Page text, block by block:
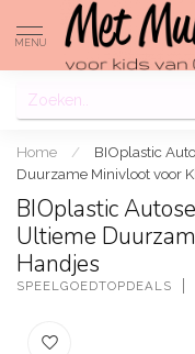
MENU
Home /
BIOplastic
Duurzame Minivloot voor
BIOplastic
Ultieme
Handjes
SPEELGOEDTOPDEALS